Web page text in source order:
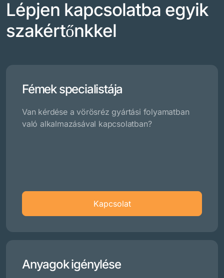
Lépjen kapcsolatba egyik
szakértőnkkel
Fémek specialistája
Van kérdése a vörösréz gyártási folyamatban
való alkalmazásával kapcsolatban?
Kapcsolat
Anyagok igénylése